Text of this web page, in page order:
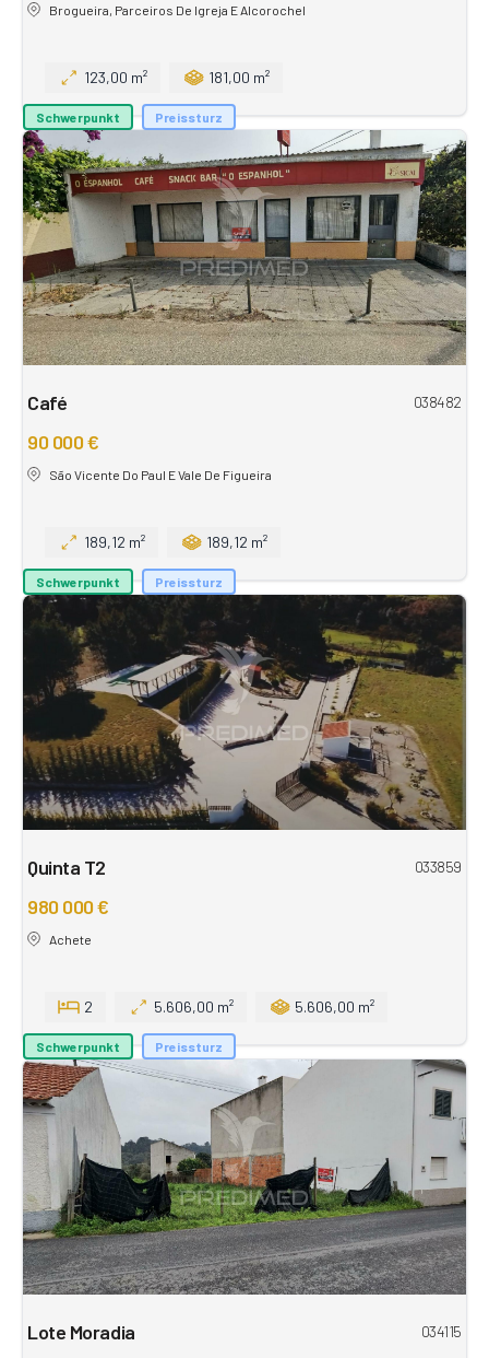
Brogueira, Parceiros De Igreja E Alcorochel
123,00 m² 181,00 m²
Schwerpunkt Preissturz
Café 038482
90 000 €
São Vicente Do Paul E Vale De Figueira
189,12 m² 189,12 m²
Schwerpunkt Preissturz
Quinta T2 033859
980 000 €
Achete
2 5.606,00 m² 5.606,00 m²
Schwerpunkt Preissturz
Lote Moradia 034115